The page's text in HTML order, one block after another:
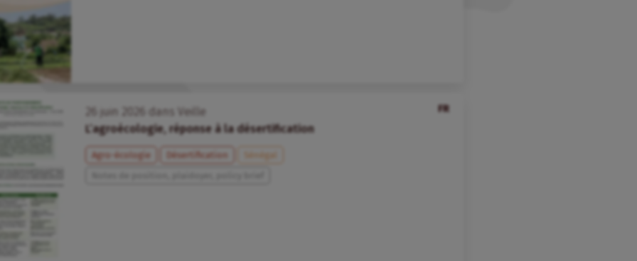
FR
juin dans
Veille
L’agroécologie, réponse à la désertification
Agro-écologie Désertification
Sénégal